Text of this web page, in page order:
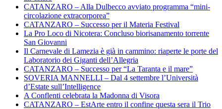
CATANZARO – Alla Dulbecco avviato programma “mini-
circolazione extracorporea”
CATANZARO – Successo per il Materia Festival
La Pro Loco di Nicotera: Concluso biorisanamento torrente
San Giovanni
Il Carnevale di Lamezia è già in cammino: riaperte le porte del
Laboratorio dei Giganti dell’Allegria
CATANZARO – Successo per “La Taranta e il mare”
SOVERIA MANNELLI – Dal 4 settembre l’Università
d’Estate sull’Intelligence
A Conflenti celebrata la Madonna di Visora
CATANZARO – EstArte entro il confine questa sera il Trio